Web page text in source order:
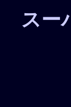
スー